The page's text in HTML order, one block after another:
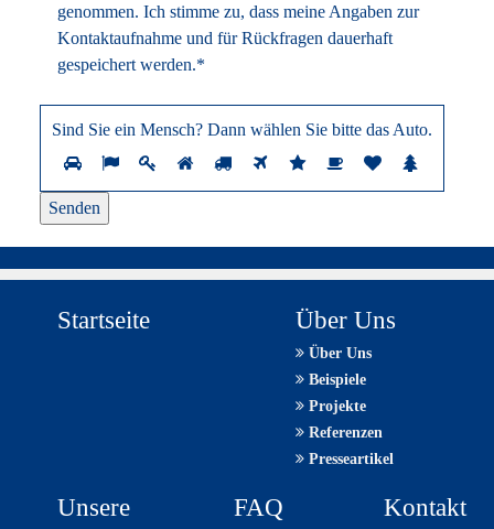
genommen. Ich stimme zu, dass meine Angaben zur
Kontaktaufnahme und für Rückfragen dauerhaft
gespeichert werden.*
Sind Sie ein Mensch? Dann wählen Sie bitte das Auto.
Sind
ein
Sie
Startseite Über Uns
Über Uns
Beispiele
Projekte
Referenzen
Presseartikel
Unsere
FAQ Kontakt